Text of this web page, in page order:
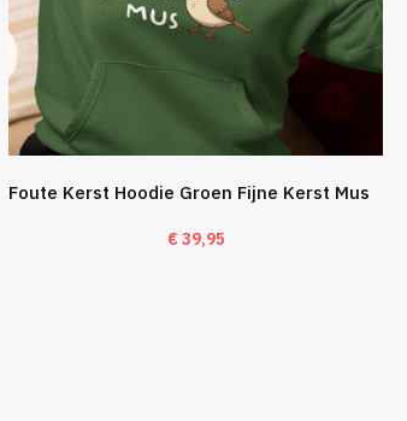
Foute Kerst Hoodie Groen Fijne Kerst Mus
€39,95